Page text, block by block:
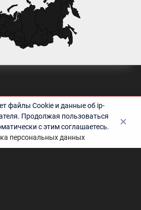
файлы Cookie и данные об ip-
Продолжая пользоваться
с этим соглашаетесь.
персональных данных